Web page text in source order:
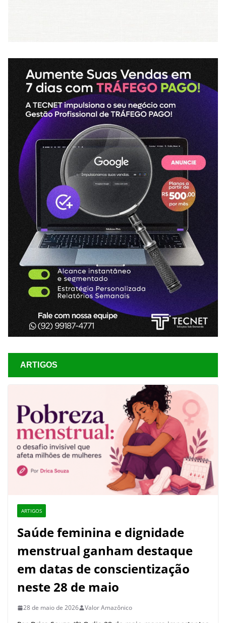
ARTIGOS
ARTIGOS
Saúde feminina e dignidade
menstrual ganham destaque
em datas de conscientização
neste 28 de maio
28 de maio de 2026 Valor Amazônico